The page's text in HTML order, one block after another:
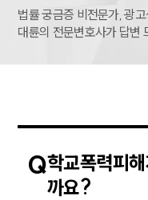
법률 궁금증 비전문가, 광
대륜의 전문변호사가 답변
Q학교폭력피
까요?